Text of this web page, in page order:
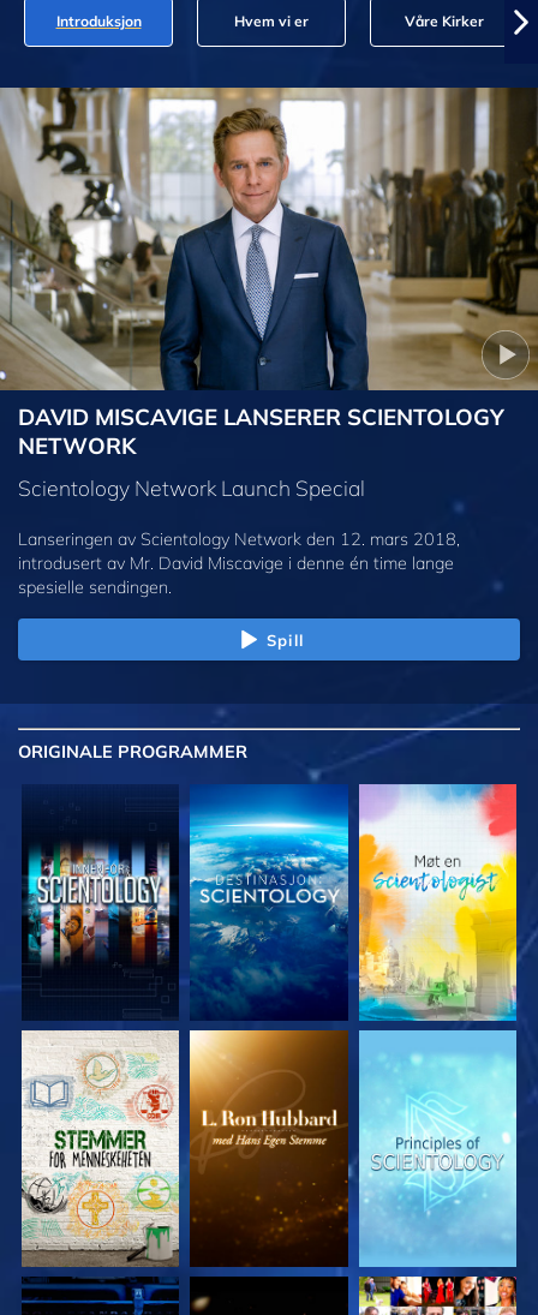
Introduksjon Hvem vi er Våre Kirker
DAVID MISCAVIGE LANSERER SCIENTOLOGY
NETWORK
Scientology Network Launch Special
Lanseringen av Scientology Network den 12. mars 2018,
introdusert av Mr. David Miscavige i denne én time lange
spesielle sendingen.
Spill
ORIGINALE PROGRAMMER
UTFORSK SERIEN UTFORSK SERIEN UTFORSK SERIEN